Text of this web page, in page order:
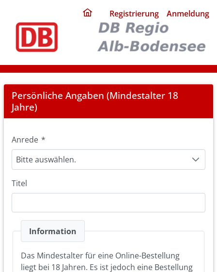
home
page
Registrierung Anmeldung
Registration
Persönliche Angaben (Mindestalter 18
Jahre)
Anrede *
Bitte auswählen.
Titel
Information
Das Mindestalter für eine Online-Bestellung
liegt bei 18 Jahren. Es ist jedoch eine Bestellung